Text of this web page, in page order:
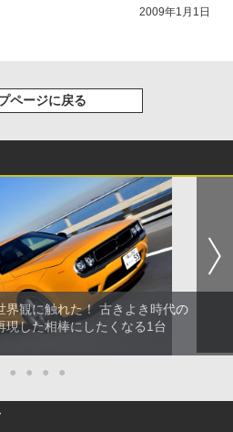
2009年1月1日
ページに戻る
界観に触れた！ 古きよき時代の
現した相棒にしたくなる1台
● ● ● ●